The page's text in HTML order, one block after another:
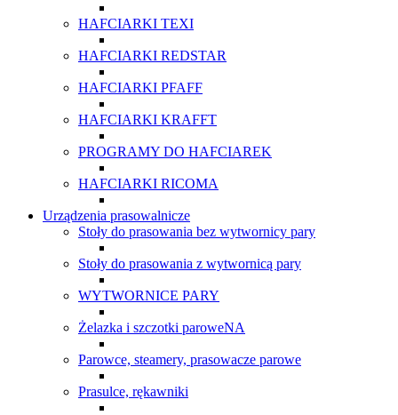
HAFCIARKI TEXI
HAFCIARKI REDSTAR
HAFCIARKI PFAFF
HAFCIARKI KRAFFT
PROGRAMY DO HAFCIAREK
HAFCIARKI RICOMA
Urządzenia prasowalnicze
Stoły do prasowania bez wytwornicy pary
Stoły do prasowania z wytwornicą pary
WYTWORNICE PARY
Żelazka i szczotki paroweNA
Parowce, steamery, prasowacze parowe
Prasulce, rękawniki